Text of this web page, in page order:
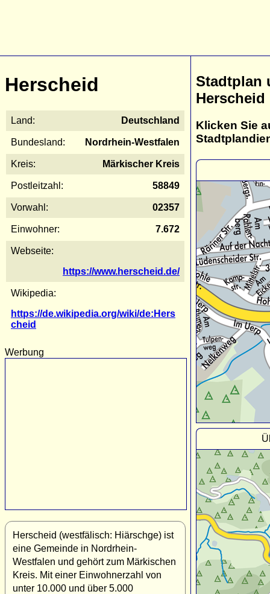
Herscheid
Land: Deutschland
Bundesland: Nordrhein-Westfalen
Kreis: Märkischer Kreis
Postleitzahl: 58849
Vorwahl: 02357
Einwohner: 7.672
Webseite:
https://www.herscheid.de/
Wikipedia:
https://de.wikipedia.org/wiki/de:Hers
cheid
Werbung
Herscheid (westfälisch: Hiärschge) ist
eine Gemeinde in Nordrhein-
Westfalen und gehört zum Märkischen
Kreis. Mit einer Einwohnerzahl von
unter 10.000 und über 5.000
Stadtplan
Herscheid
Klicken Sie